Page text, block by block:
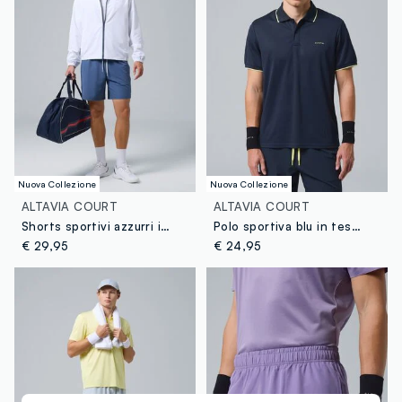
Nuova Collezione
ALTAVIA COURT
Shorts sportivi azzurri in tessuto elasticizzato ALTAVIA COURT
€ 29,95
Nuova Collezione
ALTAVIA COURT
Polo sportiva blu in tessuto tecnico ALTAVIA COURT
€ 24,95